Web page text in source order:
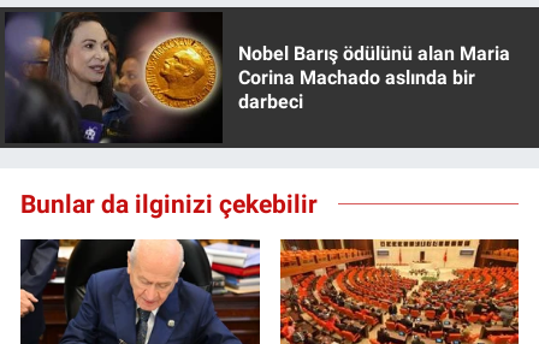
Nobel Barış ödülünü alan Maria
Corina Machado aslında bir
darbeci
Bunlar da ilginizi çekebilir